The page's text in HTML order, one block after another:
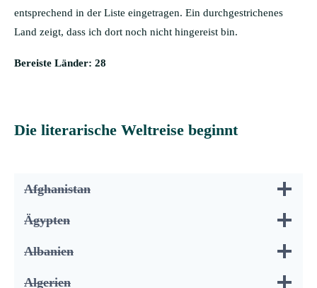
entsprechend in der Liste eingetragen. Ein durchgestrichenes
Land zeigt, dass ich dort noch nicht hingereist bin.
Bereiste Länder: 28
Die literarische Weltreise beginnt
Afghanistan
Ägypten
Albanien
Algerien